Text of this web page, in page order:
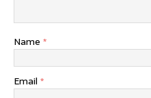
Name *
Email *